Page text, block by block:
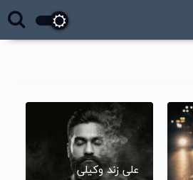
علی زند وکیلی